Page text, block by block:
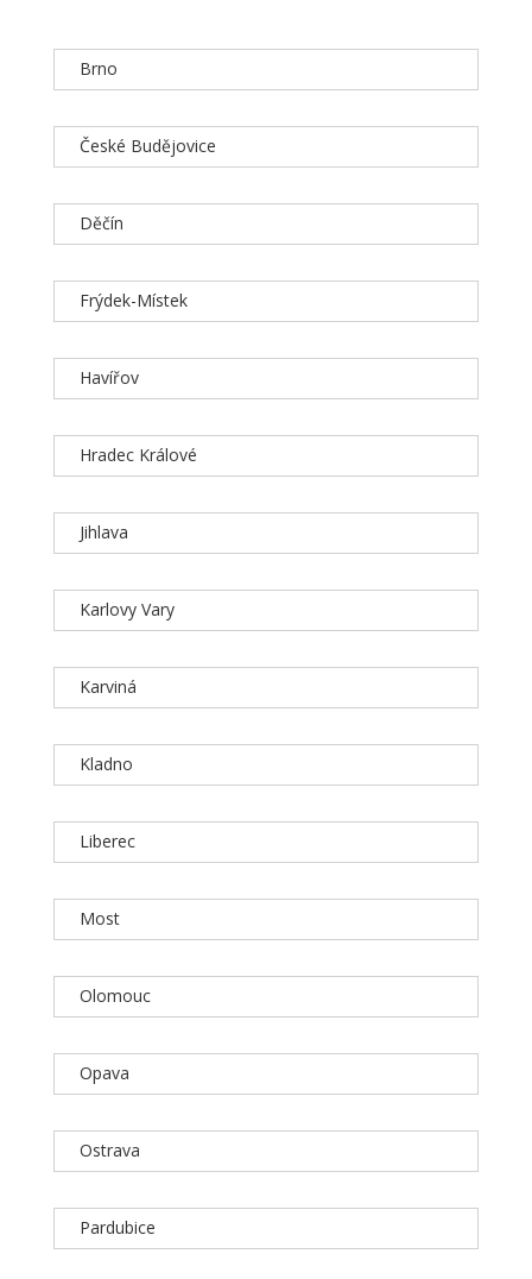
Brno
České Budějovice
Děčín
Frýdek-Místek
Havířov
Hradec Králové
Jihlava
Karlovy Vary
Karviná
Kladno
Liberec
Most
Olomouc
Opava
Ostrava
Pardubice